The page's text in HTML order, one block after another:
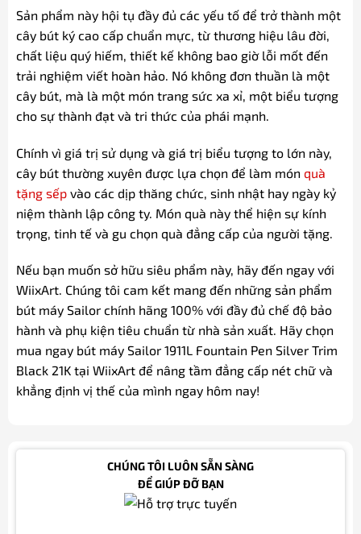
Sản phẩm này hội tụ đầy đủ các yếu tố để trở thành một
cây bút ký cao cấp chuẩn mực, từ thương hiệu lâu đời,
chất liệu quý hiếm, thiết kế không bao giờ lỗi mốt đến
trải nghiệm viết hoàn hảo. Nó không đơn thuần là một
cây bút, mà là một món trang sức xa xỉ, một biểu tượng
cho sự thành đạt và tri thức của phái mạnh.
Chính vì giá trị sử dụng và giá trị biểu tượng to lớn này,
cây bút thường xuyên được lựa chọn để làm món quà
tặng sếpvào các dịp thăng chức, sinh nhật hay ngày kỷ
niệm thành lập công ty. Món quà này thể hiện sự kính
trọng, tinh tế và gu chọn quà đẳng cấp của người tặng.
Nếu bạn muốn sở hữu siêu phẩm này, hãy đến ngay với
WiixArt. Chúng tôi cam kết mang đến những sản phẩm
bút máy Sailor chính hãng 100% với đầy đủ chế độ bảo
hành và phụ kiện tiêu chuẩn từ nhà sản xuất. Hãy chọn
mua ngay bút máy Sailor 1911L Fountain Pen Silver Trim
Black 21K tại WiixArt để nâng tầm đẳng cấp nét chữ và
khẳng định vị thế của mình ngay hôm nay!
CHÚNG TÔI LUÔN SẴN SÀNG
ĐỂ GIÚP ĐỠ BẠN